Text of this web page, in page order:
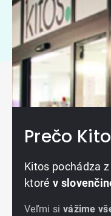
Prečo
Kitos pochádza
ktoré v
Veľmi si vážime